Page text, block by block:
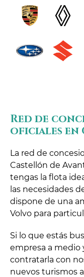
Red de
oficiales
La red de
Castellón de
tengas la flota
las necesidades
dispone de una
Volvo para
Si lo que estás
empresa a medio
contratarla con
nuevos turismos